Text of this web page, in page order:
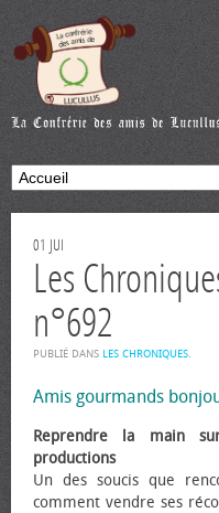
01 JUI
Les
n°692
PUBLIÉ DANS LES CHRONIQUES.
Amis gourmands
Reprendre la main
productions
Un des soucis que
comment vendre ses